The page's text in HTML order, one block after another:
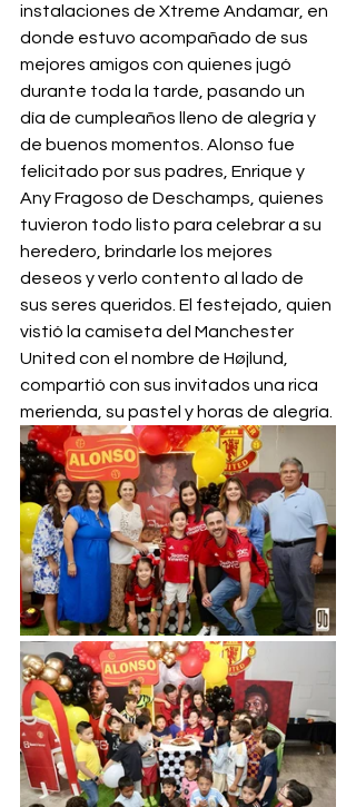
instalaciones de Xtreme Andamar, en
donde estuvo acompañado de sus
mejores amigos con quienes jugó
durante toda la tarde, pasando un
día de cumpleaños lleno de alegría y
de buenos momentos. Alonso fue
felicitado por sus padres, Enrique y
Any Fragoso de Deschamps, quienes
tuvieron todo listo para celebrar a su
heredero, brindarle los mejores
deseos y verlo contento al lado de
sus seres queridos. El festejado, quien
vistió la camiseta del Manchester
United con el nombre de Højlund,
compartió con sus invitados una rica
merienda, su pastel y horas de alegría.